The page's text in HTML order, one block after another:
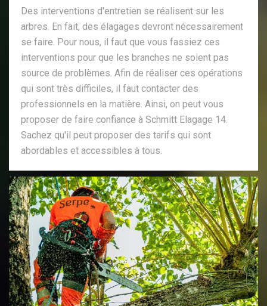
Des interventions d'entretien se réalisent sur les
arbres. En fait, des élagages devront nécessairement
se faire. Pour nous, il faut que vous fassiez ces
interventions pour que les branches ne soient pas
source de problèmes. Afin de réaliser ces opérations
qui sont très difficiles, il faut contacter des
professionnels en la matière. Ainsi, on peut vous
proposer de faire confiance à Schmitt Elagage 14.
Sachez qu'il peut proposer des tarifs qui sont
abordables et accessibles à tous.